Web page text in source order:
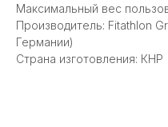
Максимальный вес
Производитель: Fitathlon
Германии)
Страна изготовления: КНР